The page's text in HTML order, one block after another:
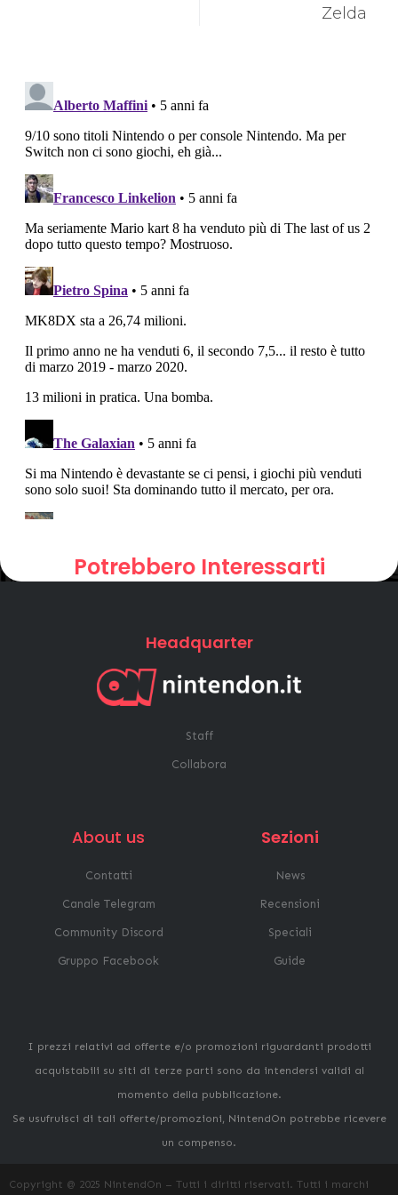
Zelda
Potrebbero Interessarti
Headquarter
Staff
Collabora
About us
Contatti
Canale Telegram
Community Discord
Gruppo Facebook
Sezioni
News
Recensioni
Speciali
Guide
I prezzi relativi ad offerte e/o promozioni riguardanti prodotti
acquistabili su siti di terze parti sono da intendersi validi al
momento della pubblicazione.
Se usufruisci di tali offerte/promozioni, NintendOn potrebbe ricevere
un compenso.
Copyright @ 2025 NintendOn – Tutti i diritti riservati. Tutti i marchi